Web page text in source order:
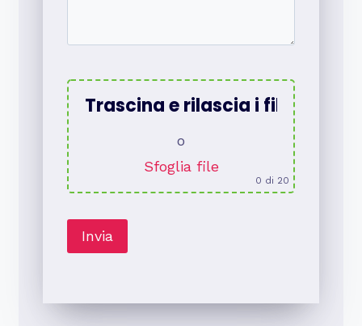
Trascina e rilascia i file qui
o
Sfoglia file
0 di 20